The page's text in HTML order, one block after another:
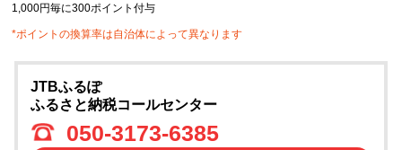
1,000円毎に300ポイント付与
*ポイントの換算率は自治体によって異なります
JTBふるぽ
ふるさと納税コールセンター
050-3173-6385